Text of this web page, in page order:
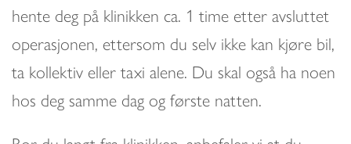
hente deg på klinikken ca. 1 time etter avsluttet
operasjonen, ettersom du selv ikke kan kjøre bil,
ta kollektiv eller taxi alene. Du skal også ha noen
hos deg samme dag og første natten.